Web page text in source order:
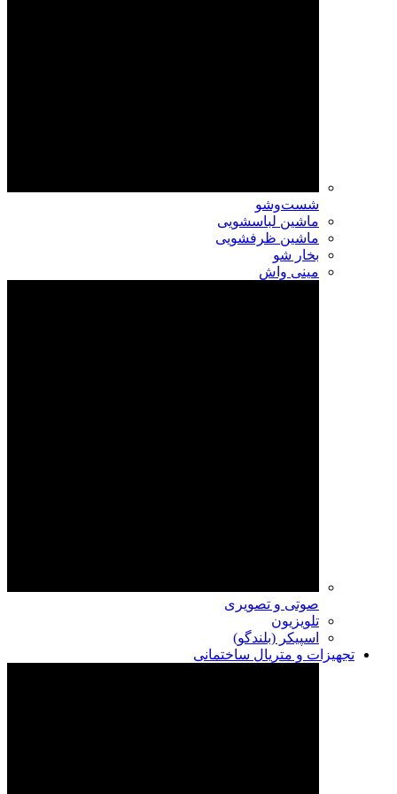
شست‌وشو
ماشین لباسشویی
ماشین ظرفشویی
بخار شو
مینی واش
صوتی و تصویری
تلویزیون
اسپیکر (بلندگو)
تجهیزات و متریال ساختمانی